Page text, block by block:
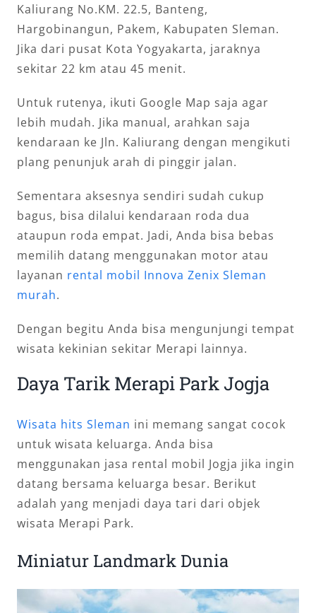
Kaliurang No.KM. 22.5, Banteng,
Hargobinangun, Pakem, Kabupaten Sleman.
Jika dari pusat Kota Yogyakarta, jaraknya
sekitar 22 km atau 45 menit.
Untuk rutenya, ikuti Google Map saja agar
lebih mudah. Jika manual, arahkan saja
kendaraan ke Jln. Kaliurang dengan mengikuti
plang penunjuk arah di pinggir jalan.
Sementara aksesnya sendiri sudah cukup
bagus, bisa dilalui kendaraan roda dua
ataupun roda empat. Jadi, Anda bisa bebas
memilih datang menggunakan motor atau
layanan rental mobil Innova Zenix Sleman
murah.
Dengan begitu Anda bisa mengunjungi tempat
wisata kekinian sekitar Merapi lainnya.
Daya Tarik Merapi Park Jogja
Wisata hits Sleman ini memang sangat cocok
untuk wisata keluarga. Anda bisa
menggunakan jasa rental mobil Jogja jika ingin
datang bersama keluarga besar. Berikut
adalah yang menjadi daya tari dari objek
wisata Merapi Park.
Miniatur Landmark Dunia